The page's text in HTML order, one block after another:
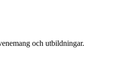
och utbildningar.